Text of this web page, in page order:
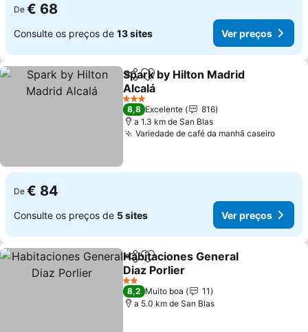
De € 68
Consulte os preços de 13 sites Ver preços
PartilharAdicionar aos favoritos
Spark by Hilton Madrid
Alcalá
3 Estrelas
8,8 Excelente
816
a 1.3 km de San Blas
Variedade de café da manhã caseiro
De € 84
Consulte os preços de 5 sites Ver preços
PartilharAdicionar aos favoritos
Habitaciones General
Diaz Porlier
2 Estrelas
8,2 Muito boa
11
a 5.0 km de San Blas